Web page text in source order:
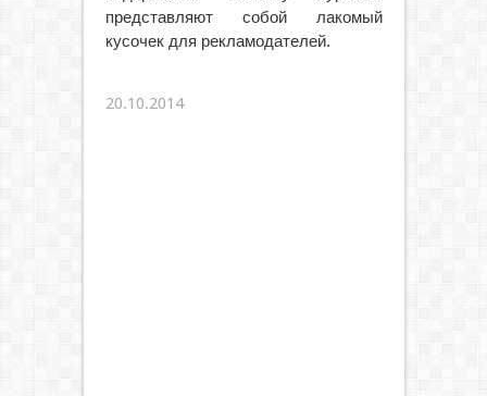
представляют собой лакомый
кусочек для рекламодателей.
20.10.2014